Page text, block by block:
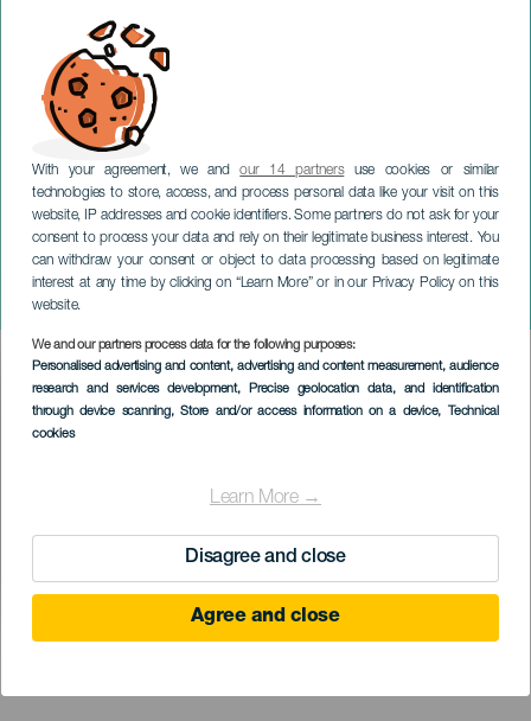
With your agreement, we andour 14 partnersuse cookies or similar
technologies to store, access, and process personal data like your visit on this
website, IP addresses and cookie identifiers. Some partners do not ask for your
consent to process your data and rely on their legitimate business interest. You
can withdraw your consent or object to data processing based on legitimate
interest at any time by clicking on “Learn More” or in our Privacy Policy on this
website.
We and our partners process data for the following purposes:
Personalised advertising and content, advertising and content measurement, audience
research and services development, Precise geolocation data, and identification
through device scanning, Store and/or access information on a device, Technical
cookies
Learn More →
Disagree and close
Agree and close
The Belingueo by Sonidos
Líquidos. Eli Paperboy Reed
GRAN CANARIA
Imagen
Listado